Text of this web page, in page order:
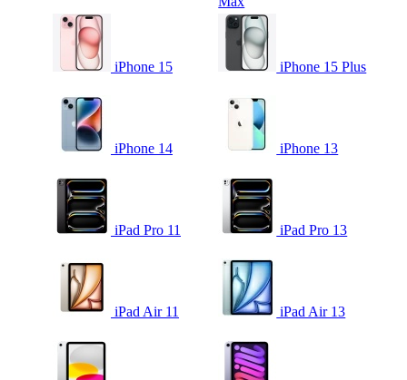
iPhone 15 iPhone 15 Plus
iPhone 14 iPhone 13
iPad Pro 11 iPad Pro 13
iPad Air 11 iPad Air 13